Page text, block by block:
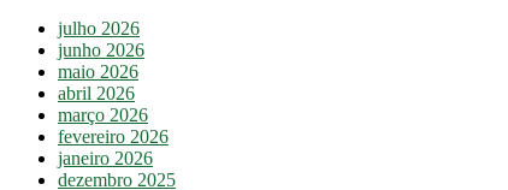
julho 2026
junho 2026
maio 2026
abril 2026
março 2026
fevereiro 2026
janeiro 2026
dezembro 2025